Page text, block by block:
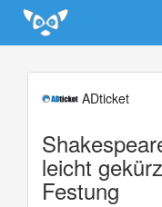
Update cookies preferences
ADticket
leicht
Festung